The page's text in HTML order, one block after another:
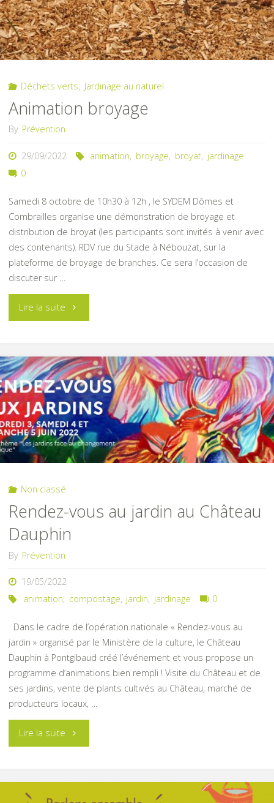
Déchets verts, Jardinage au naturel
Animation broyage
By Prévention
29/09/2022 animation, broyage, broyat, jardinage
0
Samedi 8 octobre de 10h30 à 12h , le SYDEM Dômes et
Combrailles organise une démonstration de broyage et
distribution de broyat (les participants sont invités à venir avec
des contenants). RDV rue du Stade à Nébouzat, sur la
plateforme de broyage de branches. Ce sera l’occasion de
discuter sur …
Lire la suite"Animation
Non classé
Rendez-vous au jardin au Château
Dauphin
By Prévention
19/05/2022
animation, compostage, jardin, jardinage 0
Dans le cadre de l’opération nationale « Rendez-vous au
jardin » organisé par le Ministère de la culture, le Château
Dauphin à Pontgibaud créé l’événement et vous propose un
programme d’animations bien rempli ! Visite du Château et de
ses jardins, vente de plants cultivés au Château, marché de
producteurs locaux, …
Lire la suite"Rendez-
au